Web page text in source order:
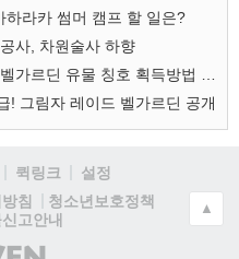
하라카 썸머 캠프 할 일은?
사, 차원술사 하향
! 그림자 레이드 벨가르딘 공개
퀵링크
설정
침
청소년보호정책
고안내
)
▲